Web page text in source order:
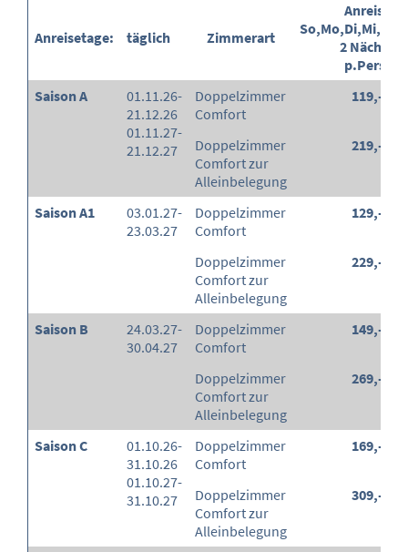
Anreisetage: täglich Zimmerart
Anreise
2 Nächte
p.Pers.
Saison A
01.11.26-
21.12.26
01.11.27-
21.12.27
Doppelzimmer
Comfort
119,-
Doppelzimmer
Comfort zur
Alleinbelegung
219,-
Saison A1
03.01.27-
23.03.27
Doppelzimmer
Comfort
129,-
Doppelzimmer
Comfort zur
Alleinbelegung
229,-
Saison B
24.03.27-
30.04.27
Doppelzimmer
Comfort
149,-
Doppelzimmer
Comfort zur
Alleinbelegung
269,-
Saison C
01.10.26-
31.10.26
01.10.27-
31.10.27
Doppelzimmer
Comfort
169,-
Doppelzimmer
Comfort zur
Alleinbelegung
309,-